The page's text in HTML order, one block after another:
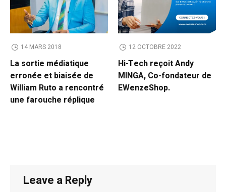
14 MARS 2018
La sortie médiatique
erronée et biaisée de
William Ruto a rencontré
une farouche réplique
12 OCTOBRE 2022
Hi-Tech reçoit Andy
MINGA, Co-fondateur de
EWenzeShop.
Leave a Reply